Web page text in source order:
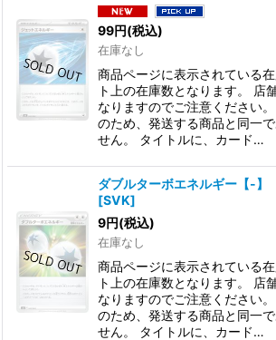
99円(税込)
在庫なし
商品ページに表示されている
ト上の在庫数となります。 店
なりますのでご注意ください
のため、発送する商品と同一
せん。 タイトルに、カード…
ダブルターボエネルギー【-】
[SVK]
9円(税込)
在庫なし
商品ページに表示されている
ト上の在庫数となります。 店
なりますのでご注意ください
のため、発送する商品と同一
せん。 タイトルに、カード…